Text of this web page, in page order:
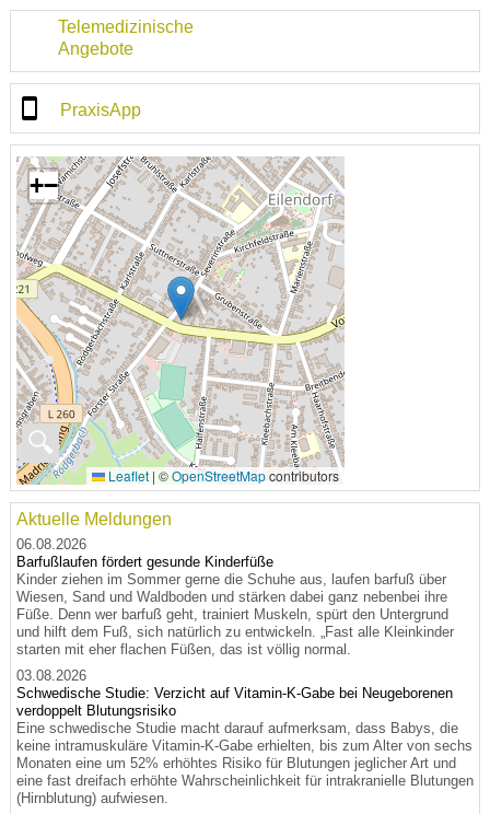
Telemedizinische
Angebote
PraxisApp
🔍
+−
Leaflet | ©OpenStreetMapcontributors
Aktuelle Meldungen
06.08.2026
Barfußlaufen fördert gesunde Kinderfüße
Kinder ziehen im Sommer gerne die Schuhe aus, laufen barfuß über
Wiesen, Sand und Waldboden und stärken dabei ganz nebenbei ihre
Füße. Denn wer barfuß geht, trainiert Muskeln, spürt den Untergrund
und hilft dem Fuß, sich natürlich zu entwickeln. „Fast alle Kleinkinder
starten mit eher flachen Füßen, das ist völlig normal.
03.08.2026
Schwedische Studie: Verzicht auf Vitamin-K-Gabe bei Neugeborenen
verdoppelt Blutungsrisiko
Eine schwedische Studie macht darauf aufmerksam, dass Babys, die
keine intramuskuläre Vitamin-K-Gabe erhielten, bis zum Alter von sechs
Monaten eine um 52% erhöhtes Risiko für Blutungen jeglicher Art und
eine fast dreifach erhöhte Wahrscheinlichkeit für intrakranielle Blutungen
(Hirnblutung) aufwiesen.